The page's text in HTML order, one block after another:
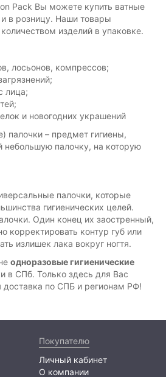
Pack Вы можете купить ватные
в розницу. Наши товары
изделий в упаковке.
лосьонов, компрессов;
лица;
и новогодних украшений
палочки – предмет гигиены,
небольшую палочку, на которую
палочки, которые
гигиенических целей.
Один конец их заостренный,
корректировать контур губ или
излишек лака вокруг ногтя.
одноразовые гигиенические
в СПб. Только здесь для Вас
доставка по СПБ и регионам РФ!
Покупателю
Личный кабинет
О компании